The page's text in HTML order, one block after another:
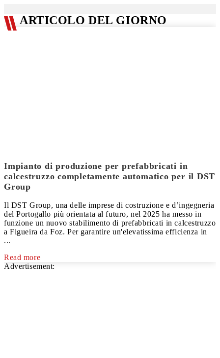
ARTICOLO DEL GIORNO
Impianto di produzione per prefabbricati in
calcestruzzo completamente automatico per il DST
Group
Il DST Group, una delle imprese di costruzione e d’ingegneria
del Portogallo più orientata al futuro, nel 2025 ha messo in
funzione un nuovo stabilimento di prefabbricati in calcestruzzo
a Figueira da Foz. Per garantire un'elevatissima efficienza in
...
Read more
Advertisement: